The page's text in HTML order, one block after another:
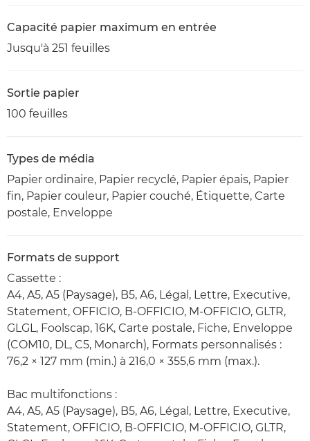
Capacité papier maximum en entrée
Jusqu'à 251 feuilles
Sortie papier
100 feuilles
Types de média
Papier ordinaire, Papier recyclé, Papier épais, Papier
fin, Papier couleur, Papier couché, Étiquette, Carte
postale, Enveloppe
Formats de support
Cassette :
A4, A5, A5 (Paysage), B5, A6, Légal, Lettre, Executive,
Statement, OFFICIO, B-OFFICIO, M-OFFICIO, GLTR,
GLGL, Foolscap, 16K, Carte postale, Fiche, Enveloppe
(COM10, DL, C5, Monarch), Formats personnalisés :
76,2 × 127 mm (min.) à 216,0 × 355,6 mm (max.).
Bac multifonctions :
A4, A5, A5 (Paysage), B5, A6, Légal, Lettre, Executive,
Statement, OFFICIO, B-OFFICIO, M-OFFICIO, GLTR,